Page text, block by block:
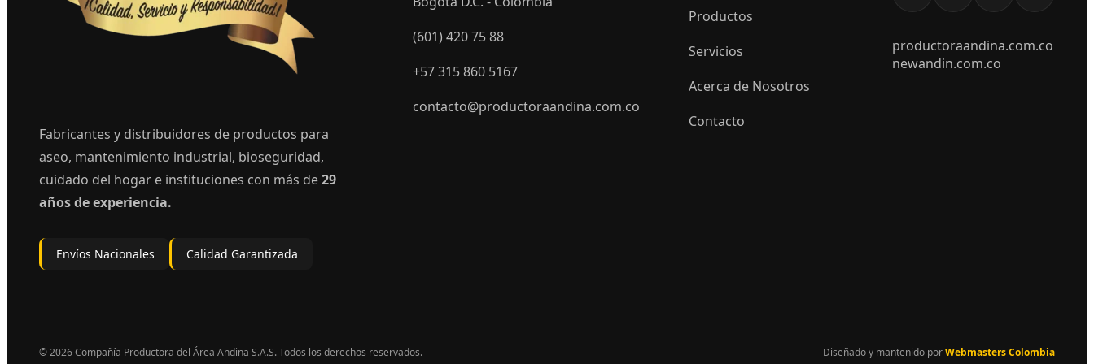
Fabricantes y distribuidores de productos para
aseo, mantenimiento industrial, bioseguridad,
cuidado del hogar e instituciones con más de29
años de experiencia.
Envíos Nacionales Calidad Garantizada
(601) 420 75 88
+57 315 860 5167
contacto@productoraandina.com.co
Productos
Servicios
Acerca de Nosotros
Contacto
productoraandina.com.co
newandin.com.co
© 2026 Compañía Productora del Área Andina S.A.S. Todos los derechos reservados. Diseñado y mantenido porWebmasters Colombia